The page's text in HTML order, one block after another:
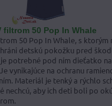
filtrom 50 Pop In Whale
50 Pop In Whale, s ktorým
detskú pokožku pred
je potrebné pod ním dieťatko
vynikajúce na ochranu
Materiál je tenký a rýchlo
nechcú, aby ich deti boli po